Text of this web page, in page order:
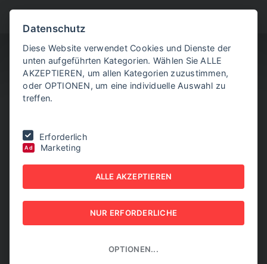
MAI 2026|Textilrecycling im Verbund
TEXTILRECYCLING IM
VERBUND
NEW BUSINESS INNOVATIONS - NR. 05, MAI 2026
Datenschutz
Diese Website verwendet Cookies und Dienste der
unten aufgeführten Kategorien. Wählen Sie ALLE
AKZEPTIEREN, um allen Kategorien zuzustimmen,
oder OPTIONEN, um eine individuelle Auswahl zu
treffen.
Erforderlich
Ad Marketing
ALLE AKZEPTIEREN
NUR ERFORDERLICHE
OPTIONEN...